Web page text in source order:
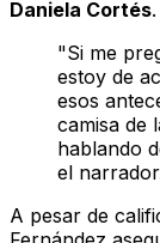
Daniela Cortés.
"Si me
estoy de
esos
camisa de
hablando
el
A pesar de